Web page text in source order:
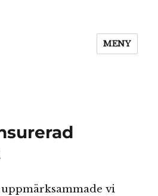
MENY
vi